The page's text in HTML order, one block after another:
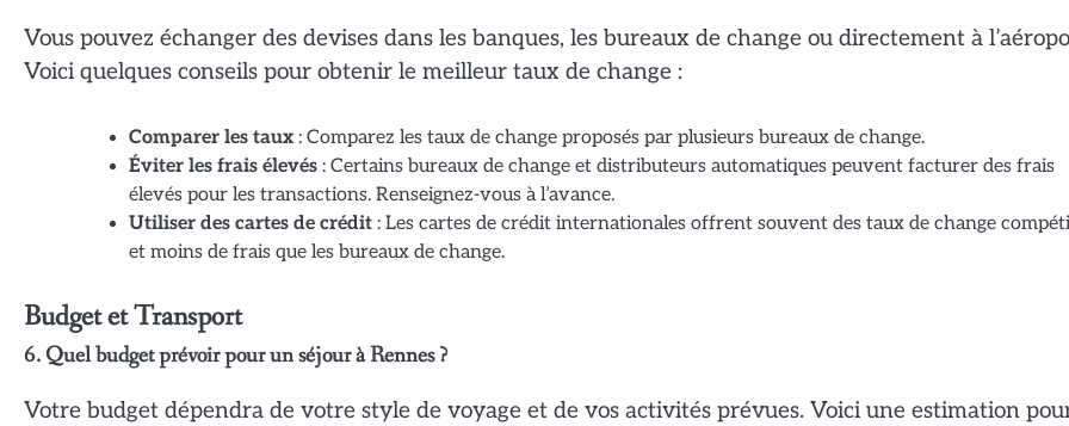
Vous pouvez échanger des devises dans les banques, les bureaux de change ou directement à
Voici quelques conseils pour obtenir le meilleur taux de change :
Comparer les taux : Comparez les taux de change proposés par plusieurs bureaux de change.
Éviter les frais élevés : Certains bureaux de change et distributeurs automatiques peuvent facturer des frais
élevés pour les transactions. Renseignez-vous à l’avance.
Utiliser des cartes de crédit : Les cartes de crédit internationales offrent souvent des taux de change
et moins de frais que les bureaux de change.
Budget et Transport
6. Quel budget prévoir pour un séjour à Rennes ?
Votre budget dépendra de votre style de voyage et de vos activités prévues. Voici une estimation